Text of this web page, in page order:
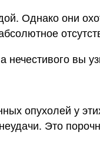
Однако они
нечестивого вы
опухолей у
Это